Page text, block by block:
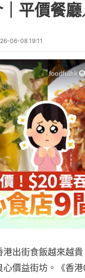
平價餐
06-08 19:11
港出街食飯越來越
價益街坊。《香